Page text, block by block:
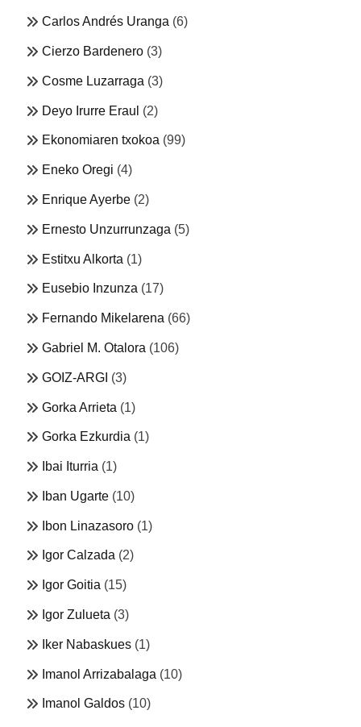
Carlos Andrés Uranga (6)
Cierzo Bardenero (3)
Cosme Luzarraga (3)
Deyo Irurre Eraul (2)
Ekonomiaren txokoa (99)
Eneko Oregi (4)
Enrique Ayerbe (2)
Ernesto Unzurrunzaga (5)
Estitxu Alkorta (1)
Eusebio Inzunza (17)
Fernando Mikelarena (66)
Gabriel M. Otalora (106)
GOIZ-ARGI (3)
Gorka Arrieta (1)
Gorka Ezkurdia (1)
Ibai Iturria (1)
Iban Ugarte (10)
Ibon Linazasoro (1)
Igor Calzada (2)
Igor Goitia (15)
Igor Zulueta (3)
Iker Nabaskues (1)
Imanol Arrizabalaga (10)
Imanol Galdos (10)